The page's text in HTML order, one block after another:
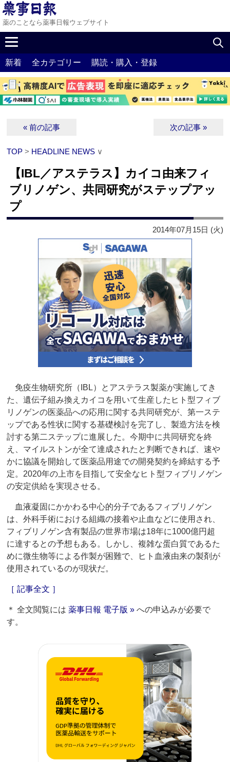
薬のことなら薬事日報ウェブサイト
新着 全カテゴリー 購読・購入・登録
« 前の記事 次の記事 »
TOP > HEADLINE NEWS ∨
【IBL／アステラス】カイコ由来フィ
ブリノゲン、共同研究がステップアッ
プ
2014年07月15日 (火)
免疫生物研究所（IBL）とアステラス製薬が実施してき
た、遺伝子組み換えカイコを用いて生産したヒト型フィブ
リノゲンの医薬品への応用に関する共同研究が、第一ステ
ップである性状に関する基礎検討を完了し、製造方法を検
討する第二ステップに進展した。今期中に共同研究を終
え、マイルストンが全て達成されたと判断できれば、速や
かに協議を開始して医薬品用途での開発契約を締結する予
定。2020年の上市を目指して安全なヒト型フィブリノゲン
の安定供給を実現させる。
血液凝固にかかわる中心的分子であるフィブリノゲン
は、外科手術における組織の接着や止血などに使用され、
フィブリノゲン含有製品の世界市場は18年に1000億円超
に達するとの予想もある。しかし、複雑な蛋白質であるた
めに微生物等による作製が困難で、ヒト血液由来の製剤が
使用されているのが現状だ。
［ 記事全文 ］
＊ 全文閲覧には薬事日報 電子版 » への申込みが必要で
す。